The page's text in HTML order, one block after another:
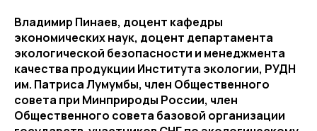
Владимир Пинаев, доцент кафедры
экономических наук, доцент департамента
экологической безопасности и менеджмента
качества продукции Института экологии, РУДН
им. Патриса Лумумбы, член Общественного
совета при Минприроды России, член
Общественного совета базовой организации